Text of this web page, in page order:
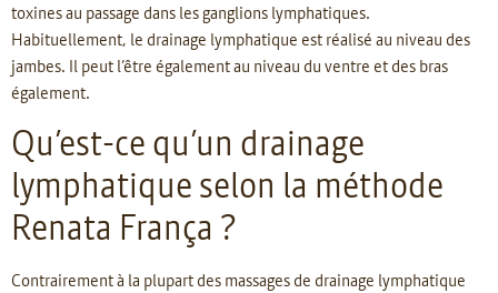
toxines au passage dans les ganglions lymphatiques.
Habituellement, le drainage lymphatique est réalisé au niveau des
jambes. Il peut l’être également au niveau du ventre et des bras
également.
Qu’est-ce qu’un drainage
lymphatique selon la méthode
Renata França ?
Contrairement à la plupart des massages de drainage lymphatique